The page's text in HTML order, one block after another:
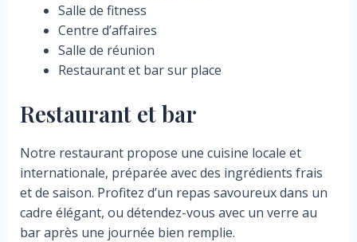
Salle de fitness
Centre d’affaires
Salle de réunion
Restaurant et bar sur place
Restaurant et bar
Notre restaurant propose une cuisine locale et
internationale, préparée avec des ingrédients frais
et de saison. Profitez d’un repas savoureux dans un
cadre élégant, ou détendez-vous avec un verre au
bar après une journée bien remplie.